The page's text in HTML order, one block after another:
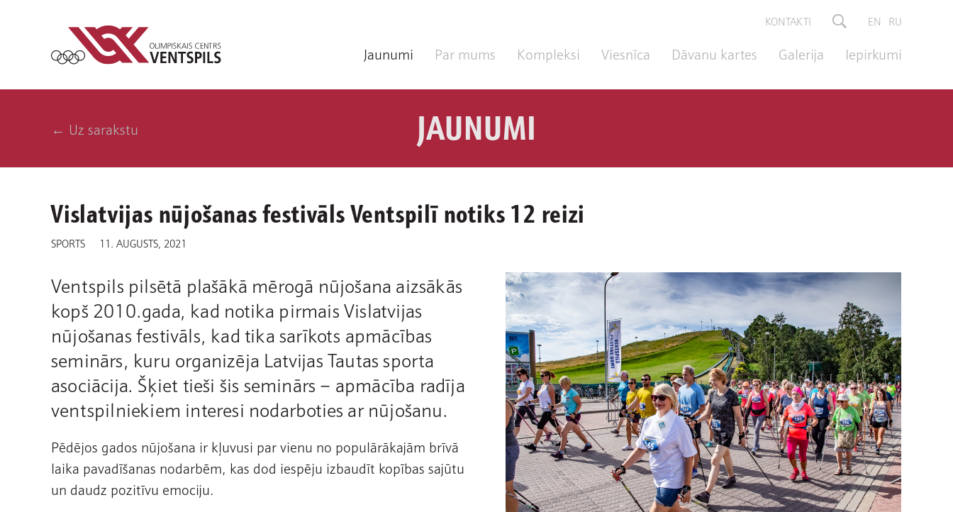
KONTAKTI EN RU
Jaunumi Par mums Kompleksi Viesnīca Dāvanu kartes Galerija Iepirkumi
← Uz sarakstu JAUNUMI
Vislatvijas nūjošanas festivāls Ventspilī notiks 12 reizi
SPORTS 11. AUGUSTS, 2021
Ventspils pilsētā plašākā mērogā nūjošana aizsākās
kopš 2010.gada, kad notika pirmais Vislatvijas
nūjošanas festivāls, kad tika sarīkots apmācības
seminārs, kuru organizēja Latvijas Tautas sporta
asociācija. Šķiet tieši šis seminārs – apmācība radīja
ventspilniekiem interesi nodarboties ar nūjošanu.
Pēdējos gados nūjošana ir kļuvusi par vienu no populārākajām brīvā
laika pavadīšanas nodarbēm, kas dod iespēju izbaudīt kopības sajūtu
un daudz pozitīvu emociju.